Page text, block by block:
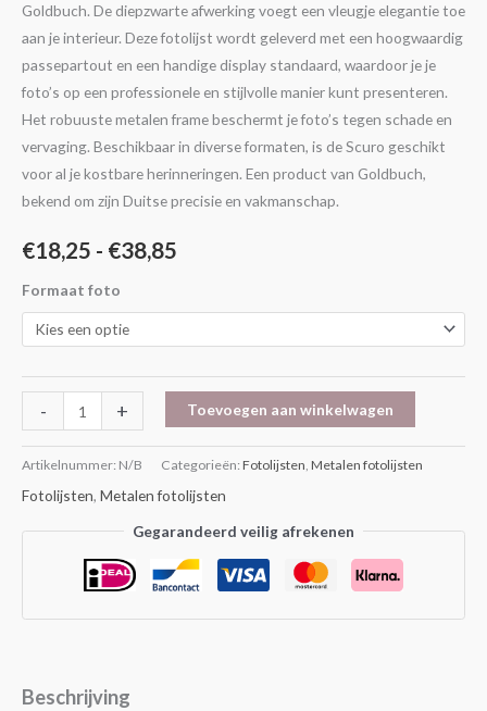
Goldbuch. De diepzwarte afwerking voegt een vleugje elegantie toe
aan je interieur. Deze fotolijst wordt geleverd met een hoogwaardig
passepartout en een handige display standaard, waardoor je je
foto’s op een professionele en stijlvolle manier kunt presenteren.
Het robuuste metalen frame beschermt je foto’s tegen schade en
vervaging. Beschikbaar in diverse formaten, is de Scuro geschikt
voor al je kostbare herinneringen. Een product van Goldbuch,
bekend om zijn Duitse precisie en vakmanschap.
€18,25 - €38,85
Formaat foto
- + Toevoegen aan winkelwagen
Artikelnummer: N/B Categorieën: Fotolijsten, Metalen fotolijsten
Fotolijsten, Metalen fotolijsten
Gegarandeerd veilig afrekenen
Beschrijving